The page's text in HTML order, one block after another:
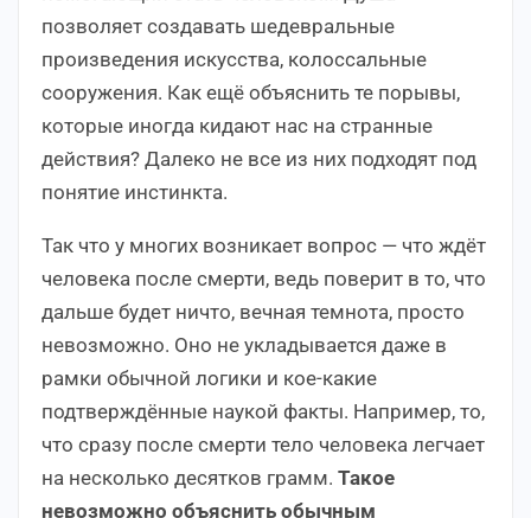
позволяет создавать шедевральные
произведения искусства, колоссальные
сооружения. Как ещё объяснить те порывы,
которые иногда кидают нас на странные
действия? Далеко не все из них подходят под
понятие инстинкта.
Так что у многих возникает вопрос — что ждёт
человека после смерти, ведь поверит в то, что
дальше будет ничто, вечная темнота, просто
невозможно. Оно не укладывается даже в
рамки обычной логики и кое-какие
подтверждённые наукой факты. Например, то,
что сразу после смерти тело человека легчает
на несколько десятков грамм. Такое
невозможно объяснить обычным